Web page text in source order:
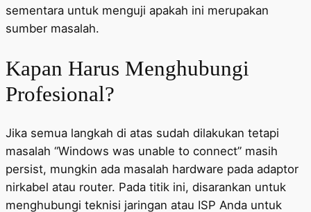
sementara untuk menguji apakah ini merupakan
sumber masalah.
Kapan Harus Menghubungi
Profesional?
Jika semua langkah di atas sudah dilakukan tetapi
masalah “Windows was unable to connect” masih
persist, mungkin ada masalah hardware pada adaptor
nirkabel atau router. Pada titik ini, disarankan untuk
menghubungi teknisi jaringan atau ISP Anda untuk